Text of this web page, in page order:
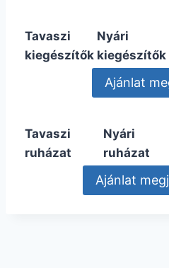
Tavaszi
kiegészítők
Nyári
kiegészítők
Tavaszi
ruházat
Nyári
ruházat